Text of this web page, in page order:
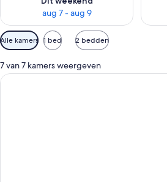
aug 7 - aug 9
Beschikbare
filters
voor
kamers
Alle kamers 1 bed 2 bedden
7 van 7 kamers weergeven